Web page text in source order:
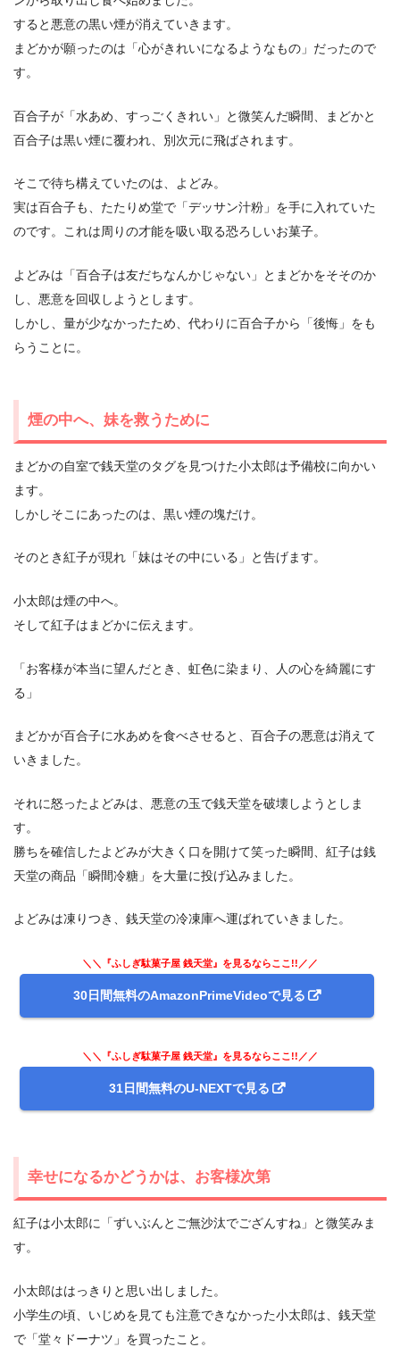
すると悪意の黒い煙が消えていきます。
まどかが願ったのは「心がきれいになるようなもの」だったので
す。
百合子が「水あめ、すっごくきれい」と微笑んだ瞬間、まどかと
百合子は黒い煙に覆われ、別次元に飛ばされます。
そこで待ち構えていたのは、よどみ。
実は百合子も、たたりめ堂で「デッサン汁粉」を手に入れていた
のです。これは周りの才能を吸い取る恐ろしいお菓子。
よどみは「百合子は友だちなんかじゃない」とまどかをそそのか
し、悪意を回収しようとします。
しかし、量が少なかったため、代わりに百合子から「後悔」をも
らうことに。
煙の中へ、妹を救うために
まどかの自室で銭天堂のタグを見つけた小太郎は予備校に向かい
ます。
しかしそこにあったのは、黒い煙の塊だけ。
そのとき紅子が現れ「妹はその中にいる」と告げます。
小太郎は煙の中へ。
そして紅子はまどかに伝えます。
「お客様が本当に望んだとき、虹色に染まり、人の心を綺麗にす
る」
まどかが百合子に水あめを食べさせると、百合子の悪意は消えて
いきました。
それに怒ったよどみは、悪意の玉で銭天堂を破壊しようとしま
す。
勝ちを確信したよどみが大きく口を開けて笑った瞬間、紅子は銭
天堂の商品「瞬間冷糖」を大量に投げ込みました。
よどみは凍りつき、銭天堂の冷凍庫へ運ばれていきました。
＼＼『ふしぎ駄菓子屋 銭天堂』を見るならここ!!／／
30日間無料のAmazonPrimeVideoで見る
＼＼『ふしぎ駄菓子屋 銭天堂』を見るならここ!!／／
31日間無料のU-NEXTで見る
幸せになるかどうかは、お客様次第
紅子は小太郎に「ずいぶんとご無沙汰でござんすね」と微笑みま
す。
小太郎ははっきりと思い出しました。
小学生の頃、いじめを見ても注意できなかった小太郎は、銭天堂
で「堂々ドーナツ」を買ったこと。